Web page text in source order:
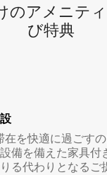
のア⁠メ⁠ニ⁠テ⁠
び特⁠典
在を快適に過ごす
備を備えた家具付
る代わりとなるご